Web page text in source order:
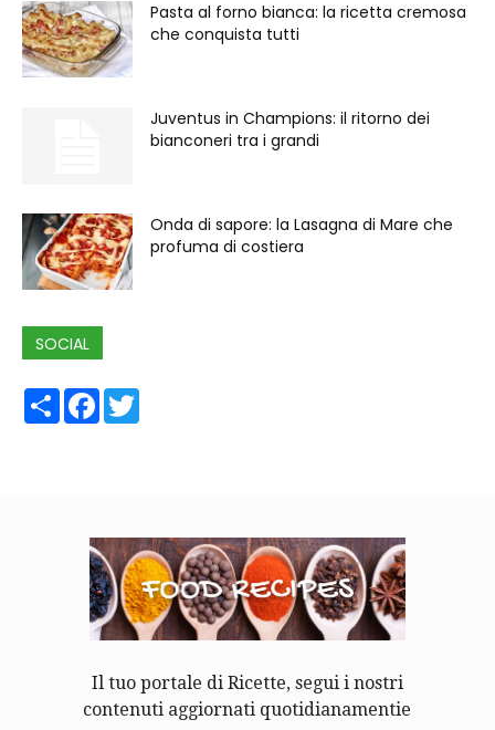
Pasta al forno bianca: la ricetta cremosa
che conquista tutti
Juventus in Champions: il ritorno dei
bianconeri tra i grandi
Onda di sapore: la Lasagna di Mare che
profuma di costiera
SOCIAL
ShareFacebook
Il tuo portale di Ricette, segui i nostri
contenuti aggiornati quotidianamentie